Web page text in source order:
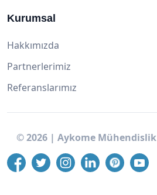
Kurumsal
Hakkımızda
Partnerlerimiz
Referanslarımız
©2026 | Aykome Mühendislik